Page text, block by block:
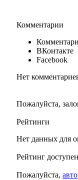
Комментарии
ВКонтакте
Facebook
Нет
Пожалуйста,
Рейтинги
Нет данных для
Рейтинг
Пожалуйста,